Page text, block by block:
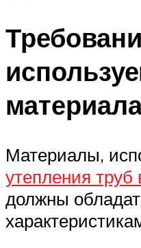
Материалы,
утепления
должны